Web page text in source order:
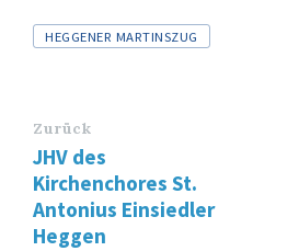
Tags
HEGGENER MARTINSZUG
Zurück
JHV des
Kirchenchores St.
Antonius Einsiedler
Heggen